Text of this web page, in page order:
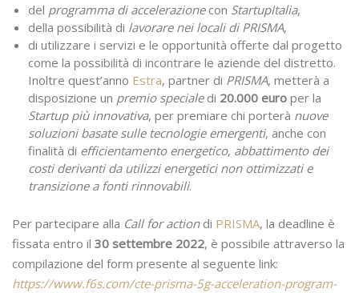
del programma di accelerazionecon StartupItalia,
della possibilità di lavorare nei locali di PRISMA,
di utilizzare i servizi e le opportunità offerte dal progetto
come la possibilità di incontrare le aziende del distretto.
Inoltre quest’anno Estra, partner di PRISMA, metterà a
disposizione un premio specialedi 20.000 europer la
Startup più innovativa, per premiare chi porterà nuove
soluzioni basate sulle tecnologie emergenti, anche con
finalità di efficientamento energetico, abbattimento dei
costi derivanti da utilizzi energetici non ottimizzati e
transizione a fonti rinnovabili.
Per partecipare alla Call for action di PRISMA, la deadline è
fissata entro il 30 settembre 2022, è possibile attraverso la
compilazione del form presente al seguente link:
https://www.f6s.com/cte-prisma-5g-acceleration-program-